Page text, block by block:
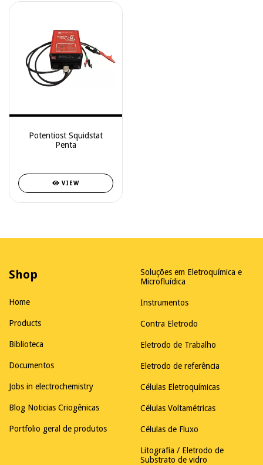
Potentiost Squidstat
Penta
VIEW
Shop
Home
Products
Biblioteca
Documentos
Jobs in electrochemistry
Blog Noticias Criogênicas
Portfolio geral de produtos
Soluções em Eletroquímica e
Microfluídica
Instrumentos
Contra Eletrodo
Eletrodo de Trabalho
Eletrodo de referência
Células Eletroquímicas
Células Voltamétricas
Células de Fluxo
Litografia / Eletrodo de
Substrato de vidro